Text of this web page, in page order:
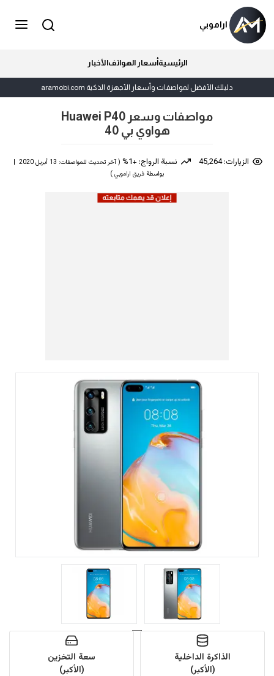
اراموبي
الرئيسيةأسعار الهواتفالأخبار
دليلك الأفضل لمواصفات وأسعار الأجهزة الذكية aramobi.com
مواصفات وسعر Huawei P40
هواوي بي 40
الزيارات: 45,264 نسبة الرواج: +1%
( آخر تحديث للمواصفات: 13 أبريل 2020 |
بواسطة فريق اراموبي)
الذاكرة الداخلية
(الأكبر)
سعة التخزين
(الأكبر)